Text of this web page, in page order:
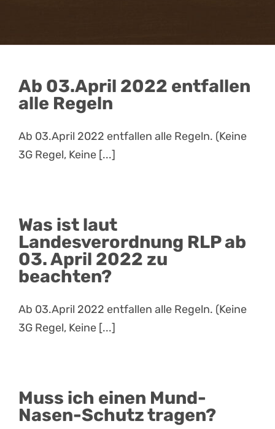
Gastronomie
Gutscheinshop
Ab 03.April 2022 entfallen
alle Regeln
Ab 03.April 2022 entfallen alle Regeln. (Keine
3G Regel, Keine [...]
Was ist laut
Landesverordnung RLP ab
03. April 2022 zu
beachten?
Ab 03.April 2022 entfallen alle Regeln. (Keine
3G Regel, Keine [...]
Muss ich einen Mund-
Nasen-Schutz tragen?